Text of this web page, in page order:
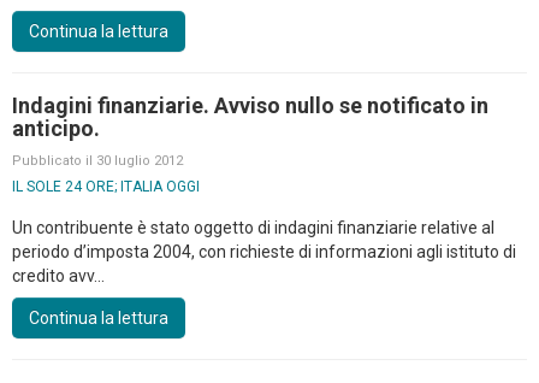
Continua la lettura
Indagini finanziarie. Avviso nullo se notificato in
anticipo.
Pubblicato il 30 luglio 2012
IL SOLE 24 ORE; ITALIA OGGI
Un contribuente è stato oggetto di indagini finanziarie relative al
periodo d’imposta 2004, con richieste di informazioni agli istituto di
credito avv...
Continua la lettura